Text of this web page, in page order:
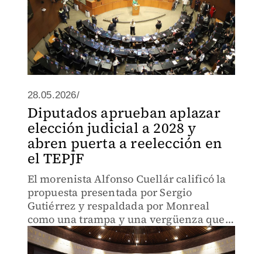
28.05.2026/
Diputados aprueban aplazar
elección judicial a 2028 y
abren puerta a reelección en
el TEPJF
El morenista Alfonso Cuellár calificó la
propuesta presentada por Sergio
Gutiérrez y respaldada por Monreal
como una trampa y una vergüenza que
permitiría a cuatro magistrados alcanzar
hasta 17 años en el cargo.